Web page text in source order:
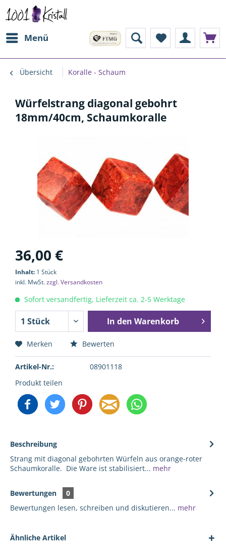
Menü
Übersicht Koralle - Schaum
Würfelstrang diagonal gebohrt
18mm/40cm, Schaumkoralle
36,00 €
Inhalt: 1 Stück
inkl. MwSt.zzgl. Versandkosten
Sofort versandfertig, Lieferzeit ca. 2-5 Werktage
In den Warenkorb
Merken Bewerten
Artikel-Nr.:
08901118
Produkt teilen
Beschreibung
Strang mit diagonal gebohrten Würfeln aus orange-roter
Schaumkoralle. Die Ware ist stabilisiert... mehr
Bewertungen
0
Bewertungen lesen, schreiben und diskutieren... mehr
Ähnliche Artikel